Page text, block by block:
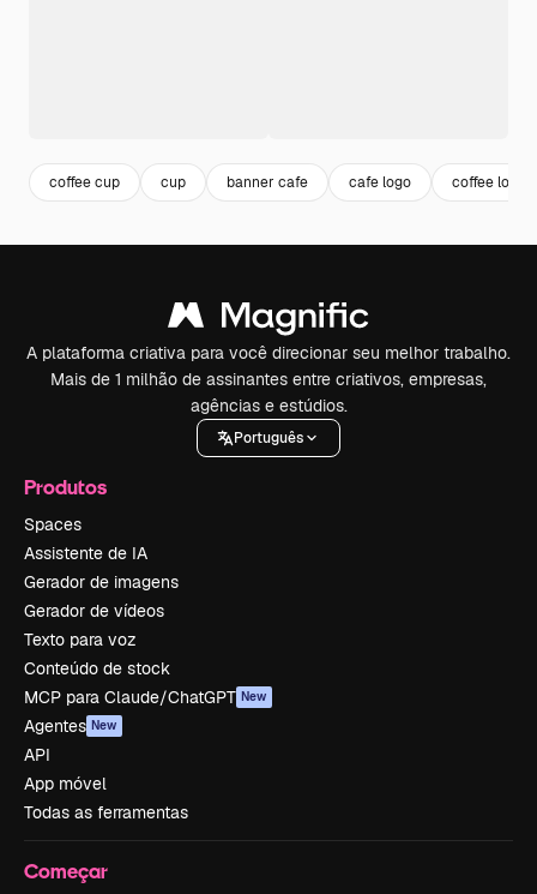
coffee cup cup banner cafe cafe logo coffee logo
A plataforma criativa para você direcionar seu melhor trabalho.
Mais de 1 milhão de assinantes entre criativos, empresas,
agências e estúdios.
Português
Produtos
Spaces
Assistente de IA
Gerador de imagens
Gerador de vídeos
Texto para voz
Conteúdo de stock
MCP para Claude/ChatGPT New
Agentes New
API
App móvel
Todas as ferramentas
Começar